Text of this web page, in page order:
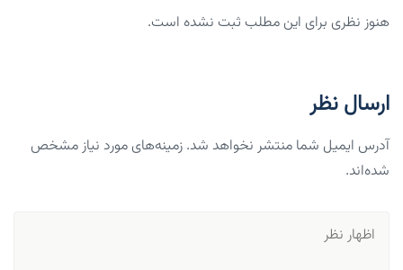
هنوز نظری برای این مطلب ثبت نشده است.
ارسال نظر
آدرس ایمیل شما منتشر نخواهد شد. زمینه‌های مورد نیاز مشخص
شده‌اند.